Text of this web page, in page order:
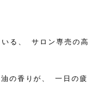
る、 サロン専売の高
の香りが、 一日の疲